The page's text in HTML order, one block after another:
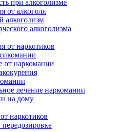
при алкоголизме
от алкоголя
алкоголизм
алкоголизма
от наркотиков
от наркомании
лечение наркомании
на дому
наркотиков